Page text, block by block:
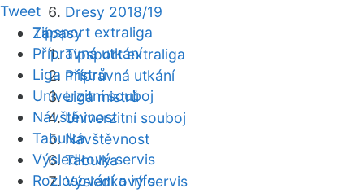
Dresy 2018/19
Zápasy
Tipsport extraliga
Přípravná utkání
Liga mistrů
Univerzitní souboj
Návštěvnost
Tabulka
Výsledkový servis
Tweet
Tipsport extraliga
Přípravná utkání
Liga mistrů
Univerzitní souboj
Návštěvnost
Tabulka
Výsledkový servis
Rozlosování a info